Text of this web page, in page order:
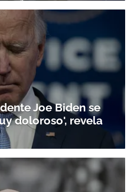
Joe Biden se
doloroso', revela